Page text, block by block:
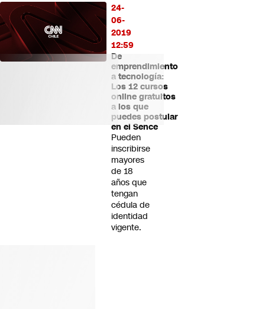
24-
06-
2019
12:59
De
emprendimiento
a tecnología:
Los 12 cursos
online gratuitos
a los que
puedes postular
en el Sence
Pueden
inscribirse
mayores
de 18
años que
tengan
cédula de
identidad
vigente.